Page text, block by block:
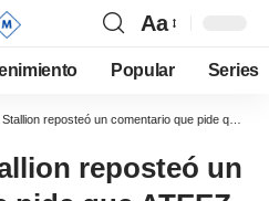
Aa
Popular Series
un comentario que pide que ATEEZ sea incluido en su siguiente álbum
reposteó un